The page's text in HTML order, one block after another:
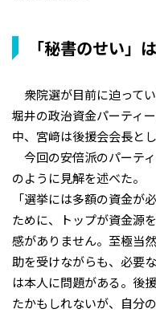
「秘書のせい」
衆院選が目前に迫って
堀井の政治資金パーティ
中、宮﨑は後援会会長と
今回の安倍派のパーテ
のように見解を述べた。
「選挙には多額の資金が
ために、トップが資金源
感がありません。至極当
助を受けながらも、必要
は本人に問題がある。後
たかもしれないが、自分